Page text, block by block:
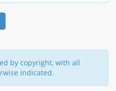
by copyright, with all
indicated.